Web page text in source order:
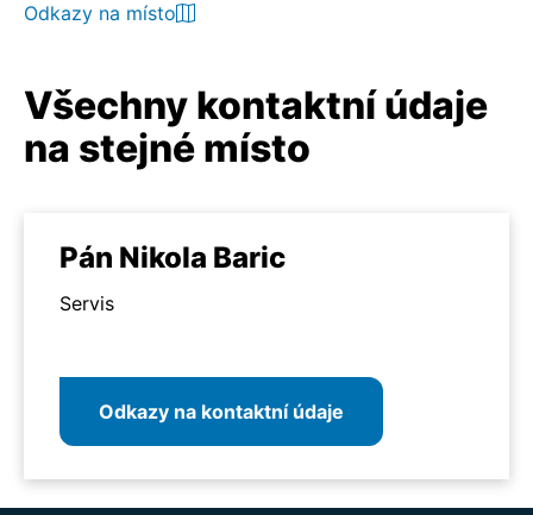
Odkazy na místo
Všechny kontaktní údaje
na stejné místo
Pán Nikola Baric
Servis
Odkazy na kontaktní údaje